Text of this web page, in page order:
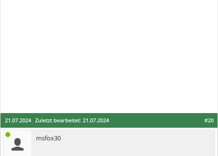
#20
21.07.2024 Zuletzt bearbeitet: 21.07.2024
msfox30